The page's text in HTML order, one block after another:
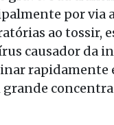
por via
ao tossir,
causador da
rapidamente